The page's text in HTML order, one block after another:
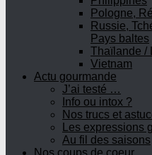
Pologne,
Russie,
Pays baltes
Thaïlande /
Vietnam
Actu gourmande
J’ai testé …
Info ou intox ?
Nos trucs et
Les expressions
Au fil des saisons
Nos coups de coeur